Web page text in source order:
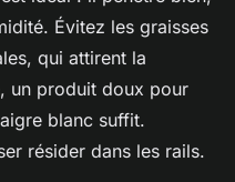
Évitez les graisses
qui attirent la
un produit doux pour
blanc suffit.
résider dans les rails.